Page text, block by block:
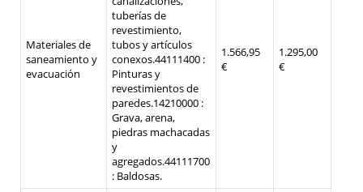
Materiales de
saneamiento y
evacuación
tuberías de
revestimiento,
tubos y artículos
conexos.44111400 :
Pinturas y
revestimientos de
paredes.14210000 :
Grava, arena,
piedras machacadas
y
agregados.44111700
: Baldosas.
1.566,95
€
1.295,00
€